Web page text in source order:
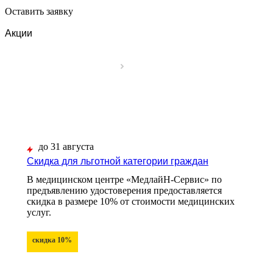
Оставить заявку
Акции
до 31 августа
Скидка для льготной категории граждан
В медицинском центре «МедлайН-Сервис» по
предъявлению удостоверения предоставляется
скидка в размере 10% от стоимости медицинских
услуг.
скидка 10%